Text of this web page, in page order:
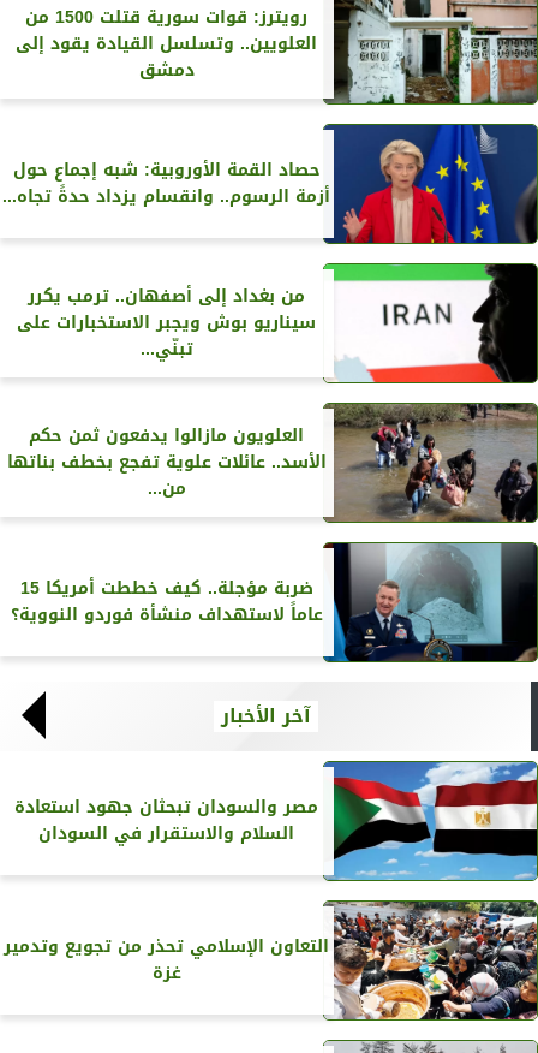
رويترز‏: قوات سورية قتلت 1500 من
العلويين.. وتسلسل القيادة يقود إلى
دمشق
حصاد القمة الأوروبية: شبه إجماع حول
أزمة الرسوم.. وانقسام يزداد حدةً تجاه...
من بغداد إلى أصفهان.. ترمب يكرر
سيناريو بوش ويجبر الاستخبارات على
تبنّي...
العلويون مازالوا يدفعون ثمن حكم
الأسد.. عائلات علوية تفجع بخطف بناتها
من...
ضربة مؤجلة.. كيف خططت أمريكا 15
عاماً لاستهداف منشأة فوردو النووية؟
آخر الأخبار
مصر والسودان تبحثان جهود استعادة
السلام والاستقرار في السودان
التعاون الإسلامي تحذر من تجويع وتدمير
غزة